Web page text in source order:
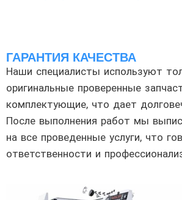
ГАРАНТИЯ КАЧЕСТВА
Наши специалисты используют
оригинальные проверенные
комплектующие, что дает
После выполнения работ мы
на все проведенные услуги, что
ответственности и